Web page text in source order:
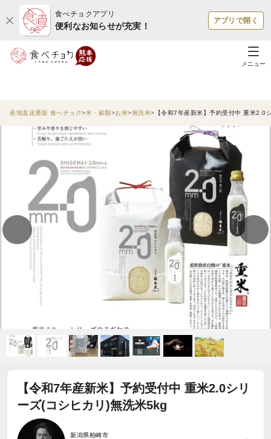
食べチョクアプリ
便利なお知らせが充実！
アプリで開く
メニュー
産地直送通販 食べチョク 米・穀類 お米 無洗米 【令和7年産新米】予約受付中 重米2.0
【令和7年産新米】予約受付中 重米2.0シリ
ーズ(コシヒカリ)無洗米5kg
新潟県柏崎市